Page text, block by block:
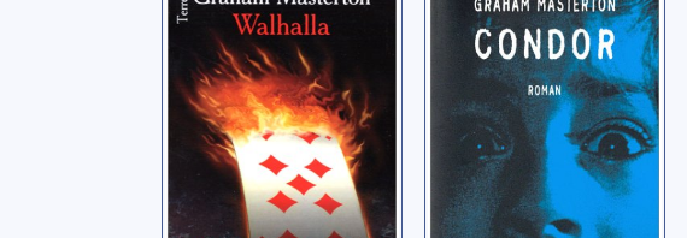
Masterton, Graham Masterton, Graham